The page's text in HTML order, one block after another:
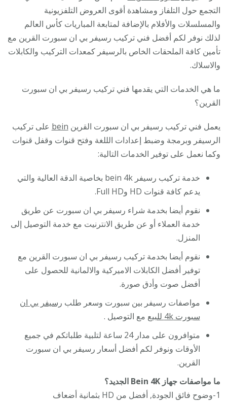
التجمع حول التلفاز ومشاهدة أقوى العروض التلفزيونية
والمسلسلات والأفلام بالإضافة لمتابعة المباريات كأس العالم
لذلك نوفر لكم أفضل فني تركيب رسيفر بي ان سبورت القرين مع
تأمين كافة الملحقات الخاص بالرسيفر كمعدات التركيب والكابلات
والاسلاك.
ما هي الخدمات التي يقدمها فني تركيب رسيفر بي ان سبورت
القرين؟
يعمل فني تركيب رسيفر بي ان سبورت القرين bein على تركيب
الرسيفر وبرمجة وضبط إعدادات الللغة وفتح قنوات وقفل قنوات
وكما نعمل على توفير الخدمات التالية:
خدمة تركيب رسيفر bein 4k بخاصية الدقة العالية والتي
يدعم كافة قنوات HD وFull HD.
نقوم أيضا بخدمة شراء رسيفر بي ان سبورت عن طريق
خدمة العملاء أو عن طريق الانترنيت مع خدمة التوصيل إلى
المنزل.
نقوم أيضا بخدمة تركيب رسيفر بي ان سبورت القرين مع
توفير أفضل الكابلات الاميركية والالمانية للحصول على
أفضل صوت وأدق صورة.
مواصفات رسيفر بين سبورت وسعر طلب رسيفر بي ان
سبورت 4k للبيع
مع التوصيل .
متوافرون على مدار 24 ساعة لتلبية طلباتكم في جميع
الأوقات ونوفر لكم أفضل أسعار رسيفر بي ان سبورت
القرين.
ما مواصفات جهاز Bein 4K الجديد؟
1-وضوح فائق الجودة, أفضل من HD بثمانية أضعاف